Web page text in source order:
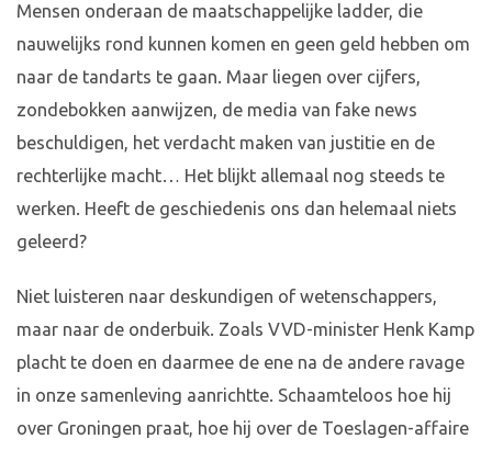
Mensen onderaan de maatschappelijke ladder, die
nauwelijks rond kunnen komen en geen geld hebben om
naar de tandarts te gaan. Maar liegen over cijfers,
zondebokken aanwijzen, de media van fake news
beschuldigen, het verdacht maken van justitie en de
rechterlijke macht… Het blijkt allemaal nog steeds te
werken. Heeft de geschiedenis ons dan helemaal niets
geleerd?
Niet luisteren naar deskundigen of wetenschappers,
maar naar de onderbuik. Zoals VVD-minister Henk Kamp
placht te doen en daarmee de ene na de andere ravage
in onze samenleving aanrichtte. Schaamteloos hoe hij
over Groningen praat, hoe hij over de Toeslagen-affaire